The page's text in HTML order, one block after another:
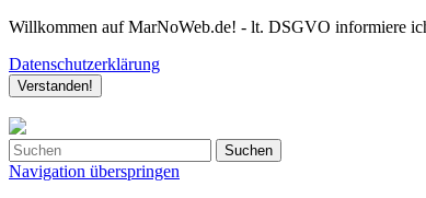
Willkommen auf MarNoWeb.de! - lt. DSGVO informiere
Datenschutzerklärung
Verstanden!
Suchen
Navigation überspringen